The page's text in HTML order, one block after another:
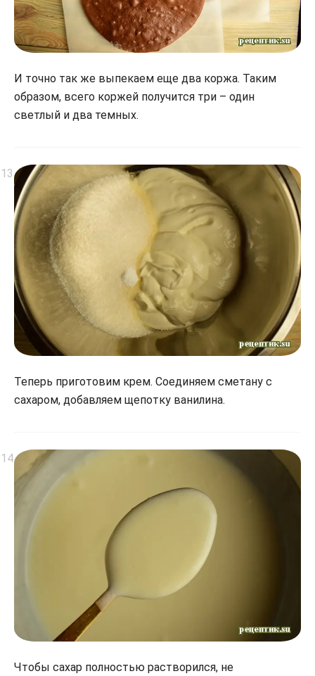
И точно так же выпекаем еще два коржа. Таким
образом, всего коржей получится три – один
светлый и два темных.
Теперь приготовим крем. Соединяем сметану с
сахаром, добавляем щепотку ванилина.
Чтобы сахар полностью растворился, не